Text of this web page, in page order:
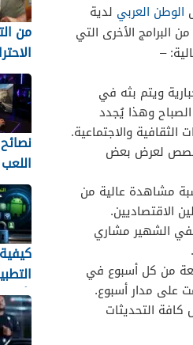
الوطن العربي لدية
الأخرى التي
–
ويتم بثه في
وهذا يُجدد
والاجتماعية.
لعرض بعض
مشاهدة عالية من
الاقتصاديين.
الشهير مشاري
من كل أسبوع في
التحديثات
لا
من
إلى